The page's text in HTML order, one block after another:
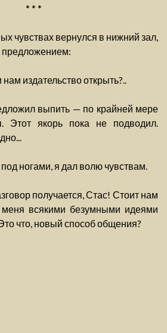
* * *
чувствах вернулся в нижний зал,
издательство открыть?..
выпить — по крайней мере
Этот якорь пока не подводил.
ногами, я дал волю чувствам.
получается, Стас! Стоит нам
меня всякими безумными идеями
что, новый способ общения?